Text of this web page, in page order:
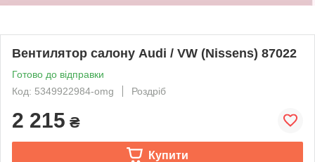
Вентилятор салону Audi / VW (Nissens) 87022
Готово до відправки
Код: 5349922984-omg
Роздріб
2 215 ₴
Купити